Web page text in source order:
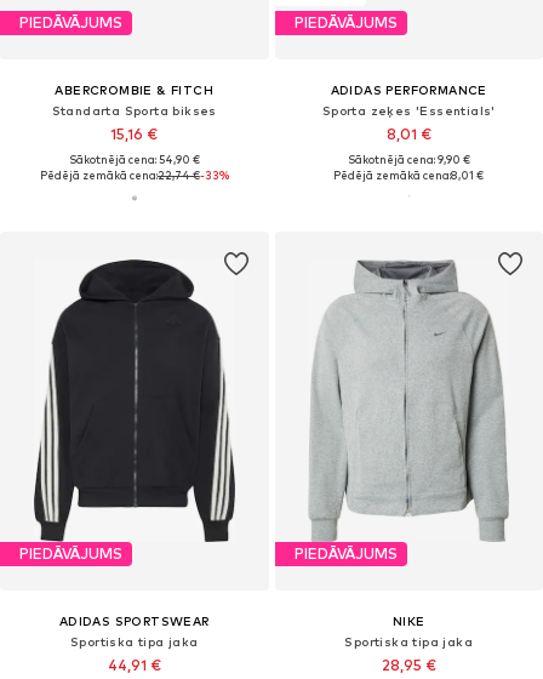
PIEDĀVĀJUMS
ABERCROMBIE & FITCH
Standarta Sporta bikses
15,16 €
Sākotnējā cena: 54,90 €
Pēdējā zemākā cena:22,74 €-33%
PIEDĀVĀJUMS
ADIDAS PERFORMANCE
Sporta zeķes 'Essentials'
8,01 €
Sākotnējā cena: 9,90 €
Pēdējā zemākā cena:8,01 €
PIEDĀVĀJUMS
ADIDAS SPORTSWEAR
Sportiska tipa jaka
44,91 €
PIEDĀVĀJUMS
NIKE
Sportiska tipa jaka
28,95 €